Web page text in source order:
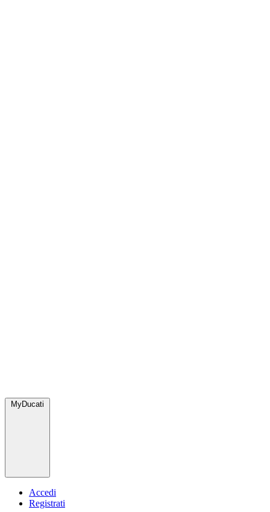
MyDucati
Accedi
Registrati